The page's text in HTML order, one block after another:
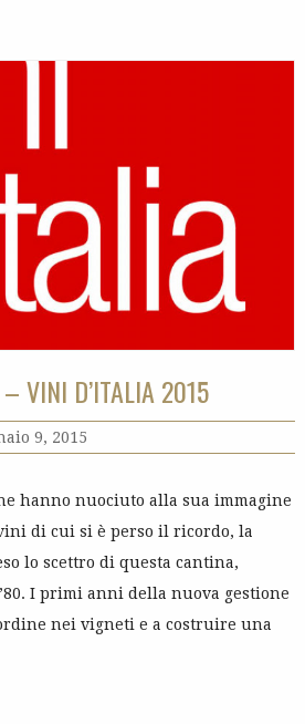
VINI D’ITALIA 2015
9, 2015
hanno nuociuto alla sua immagine
di cui si è perso il ricordo, la
lo scettro di questa cantina,
I primi anni della nuova gestione
nei vigneti e a costruire una